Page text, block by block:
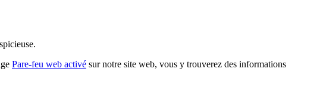
Pare-feu web activé sur notre site web, vous y trouverez des informations